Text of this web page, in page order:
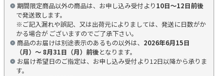
期間限定商品以外の商品は、お申し込み受付より 10日～12日前後
で発送致します。
※ご記入漏れや誤記、又は出荷元によりましては、発送に日数がか
かる場合が ございますのでご了承下さい。
商品のお届けは別途表示のあるもの以外は、 2026年6月15日
（月）～ 8月31日（月）前後となります。
お届け希望日のご指定は、お申し込み受付より12日以降から承りま
す。